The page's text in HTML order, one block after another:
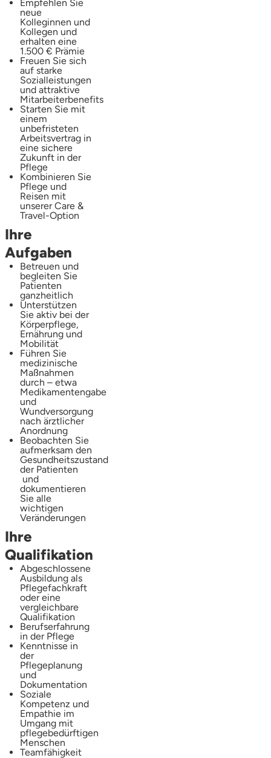
Empfehlen Sie
neue
Kolleginnen und
Kollegen und
erhalten eine
1.500 € Prämie
Freuen Sie sich
auf starke
Sozialleistungen
und attraktive
Mitarbeiterbenefits
Starten Sie mit
einem
unbefristeten
Arbeitsvertrag in
eine sichere
Zukunft in der
Pflege
Kombinieren Sie
Pflege und
Reisen mit
unserer Care &
Travel-Option
Ihre
Aufgaben
Betreuen und
begleiten Sie
Patienten
ganzheitlich
Unterstützen
Sie aktiv bei der
Körperpflege,
Ernährung und
Mobilität
Führen Sie
medizinische
Maßnahmen
durch – etwa
Medikamentengabe
und
Wundversorgung
nach ärztlicher
Anordnung
Beobachten Sie
aufmerksam den
Gesundheitszustand
der Patienten
und
dokumentieren
Sie alle
wichtigen
Veränderungen
Ihre
Qualifikation
Abgeschlossene
Ausbildung als
Pflegefachkraft
oder eine
vergleichbare
Qualifikation
Berufserfahrung
in der Pflege
Kenntnisse in
der
Pflegeplanung
und
Dokumentation
Soziale
Kompetenz und
Empathie im
Umgang mit
pflegebedürftigen
Menschen
Teamfähigkeit